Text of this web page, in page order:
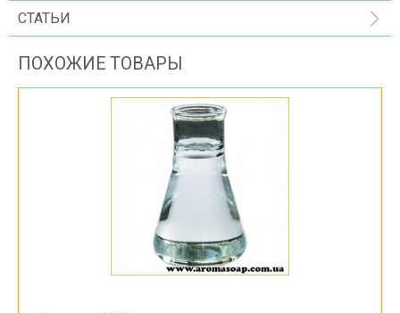
СТАТЬИ
ПОХОЖИЕ ТОВАРЫ